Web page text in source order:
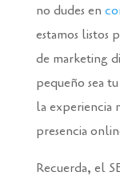
no dudes en
estamos listos
de marketing
pequeño sea
la experiencia
presencia
Recuerda, el